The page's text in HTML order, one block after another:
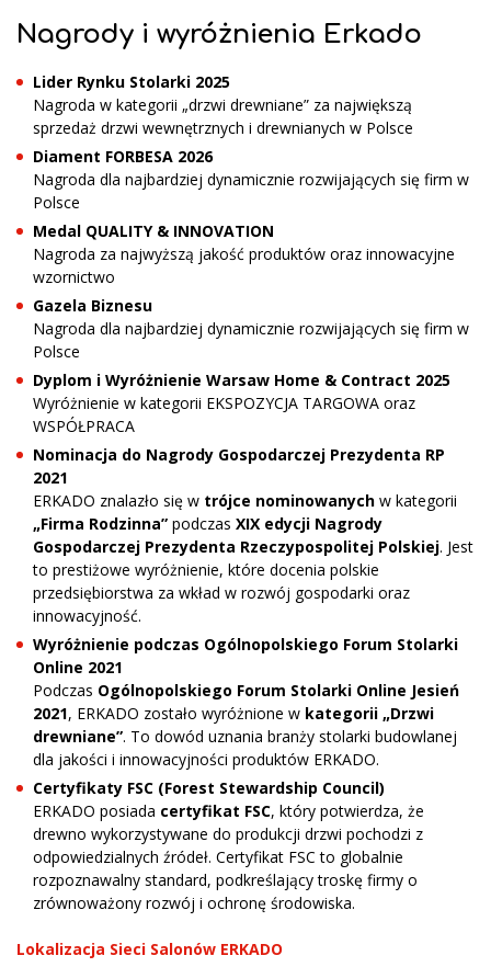
Nagrody i wyróżnienia Erkado
Lider Rynku Stolarki 2025
Nagroda w kategorii „drzwi drewniane” za największą
sprzedaż drzwi wewnętrznych i drewnianych w Polsce
Diament FORBESA 2026
Nagroda dla najbardziej dynamicznie rozwijających się firm w
Polsce
Medal QUALITY & INNOVATION
Nagroda za najwyższą jakość produktów oraz innowacyjne
wzornictwo
Gazela Biznesu
Nagroda dla najbardziej dynamicznie rozwijających się firm w
Polsce
Dyplom i Wyróżnienie Warsaw Home & Contract 2025
Wyróżnienie w kategorii EKSPOZYCJA TARGOWA oraz
WSPÓŁPRACA
Nominacja do Nagrody Gospodarczej Prezydenta RP
2021
ERKADO znalazło się w trójce nominowanych w kategorii
„Firma Rodzinna” podczas XIX edycji Nagrody
Gospodarczej Prezydenta Rzeczypospolitej Polskiej. Jest
to prestiżowe wyróżnienie, które docenia polskie
przedsiębiorstwa za wkład w rozwój gospodarki oraz
innowacyjność.
Wyróżnienie podczas Ogólnopolskiego Forum Stolarki
Online 2021
Podczas Ogólnopolskiego Forum Stolarki Online Jesień
2021, ERKADO zostało wyróżnione w kategorii „Drzwi
drewniane”. To dowód uznania branży stolarki budowlanej
dla jakości i innowacyjności produktów ERKADO.
Certyfikaty FSC (Forest Stewardship Council)
ERKADO posiada certyfikat FSC, który potwierdza, że
drewno wykorzystywane do produkcji drzwi pochodzi z
odpowiedzialnych źródeł. Certyfikat FSC to globalnie
rozpoznawalny standard, podkreślający troskę firmy o
zrównoważony rozwój i ochronę środowiska.
Lokalizacja Sieci Salonów ERKADO